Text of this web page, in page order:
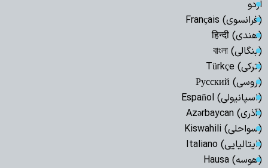
اردو
(فرانسوی) Français
(هندی) हिन्दी
(بنگالی) বাংলা
(ترکی) Türkçe
(روسی) Русский
(اسپانیولی) Español
(آذری) Azərbaycan
(سواحلی) Kiswahili
(ایتالیایی) Italiano
(هوسه) Hausa